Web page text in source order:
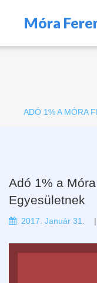
Móra
ADÓ 1% A MÓRA
Adó 1% a
Egyesületnek
2017. Január 31.